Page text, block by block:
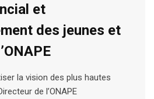
et
des jeunes et
la vision des plus hautes
de l’ONAPE